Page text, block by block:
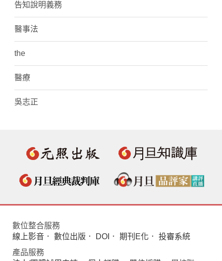
告知說明義務
醫事法
the
醫療
吳志正
數位整合服務
線上影音 ． 數位出版 ． DOI ． 期刊E化 ． 投審系統
產品服務